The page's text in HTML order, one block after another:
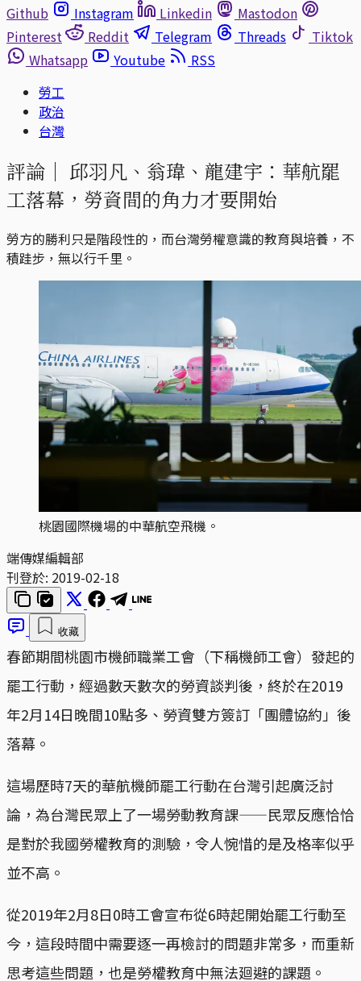
Github
Instagram Linkedin
Mastodon
Pinterest
Reddit Telegram Threads
Tiktok
Whatsapp
Youtube
RSS
勞工
政治
台灣
評論｜ 邱羽凡、翁瑋、龍建宇：華航罷
工落幕，勞資間的角力才要開始
勞方的勝利只是階段性的，而台灣勞權意識的教育與培養，不
積跬步，無以行千里。
桃園國際機場的中華航空飛機。
端傳媒編輯部
刊登於: 2019-02-18
收藏
春節期間桃園市機師職業工會（下稱機師工會）發起的
罷工行動，經過數天數次的勞資談判後，終於在2019
年2月14日晚間10點多、勞資雙方簽訂「團體協約」後
落幕。
這場歷時7天的華航機師罷工行動在台灣引起廣泛討
論，為台灣民眾上了一場勞動教育課——民眾反應恰恰
是對於我國勞權教育的測驗，令人惋惜的是及格率似乎
並不高。
從2019年2月8日0時工會宣布從6時起開始罷工行動至
今，這段時間中需要逐一再檢討的問題非常多，而重新
思考這些問題，也是勞權教育中無法廻避的課題。